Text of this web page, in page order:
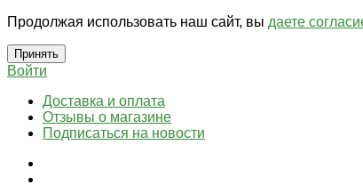
Продолжая использовать наш сайт, вы даете
Принять
Войти
Доставка и оплата
Отзывы о магазине
Подписаться на новости